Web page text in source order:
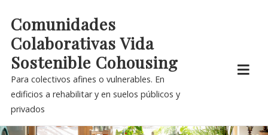
content
Comunidades
Colaborativas Vida
Sostenible Cohousing
Para colectivos afines o vulnerables. En
edificios a rehabilitar y en suelos públicos y
privados